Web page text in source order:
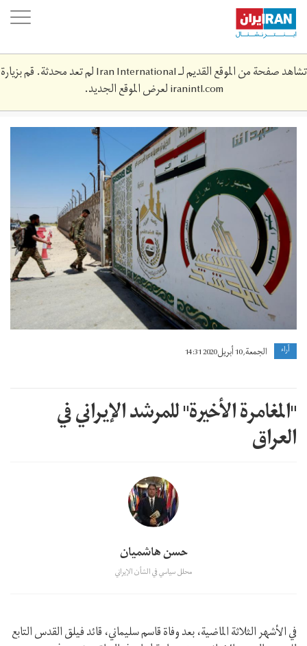
Skip
main
content
تشاهد صفحة من الموقع القديم لـ Iran International لم تعد محدثة. قم بزيارة
iranintl.comلعرض الموقع الجديد.
hshd_shby_2.jpg
آراء الجمعة, 10 أبريل 2020 14:31
"المغامرة الأخيرة" للمرشد الإيراني في
العراق
حسن هاشميان
محلل سياسي في الشأن الإيراني
في الأشهر الثلاثة الماضية، بعد وفاة قاسم سليماني، قائد فيلق القدس التابع